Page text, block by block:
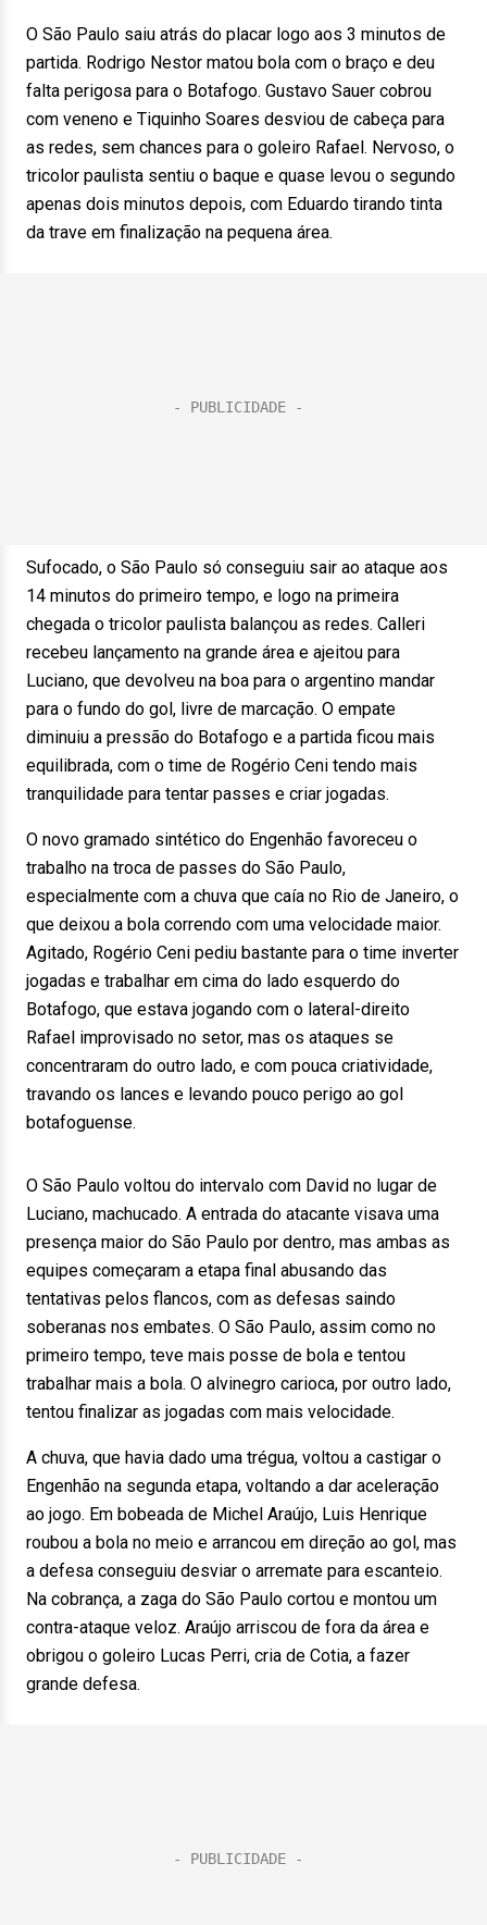
O São Paulo saiu atrás do placar logo aos 3 minutos de
partida. Rodrigo Nestor matou bola com o braço e deu
falta perigosa para o Botafogo. Gustavo Sauer cobrou
com veneno e Tiquinho Soares desviou de cabeça para
as redes, sem chances para o goleiro Rafael. Nervoso, o
tricolor paulista sentiu o baque e quase levou o segundo
apenas dois minutos depois, com Eduardo tirando tinta
da trave em finalização na pequena área.
Sufocado, o São Paulo só conseguiu sair ao ataque aos
14 minutos do primeiro tempo, e logo na primeira
chegada o tricolor paulista balançou as redes. Calleri
recebeu lançamento na grande área e ajeitou para
Luciano, que devolveu na boa para o argentino mandar
para o fundo do gol, livre de marcação. O empate
diminuiu a pressão do Botafogo e a partida ficou mais
equilibrada, com o time de Rogério Ceni tendo mais
tranquilidade para tentar passes e criar jogadas.
O novo gramado sintético do Engenhão favoreceu o
trabalho na troca de passes do São Paulo,
especialmente com a chuva que caía no Rio de Janeiro, o
que deixou a bola correndo com uma velocidade maior.
Agitado, Rogério Ceni pediu bastante para o time inverter
jogadas e trabalhar em cima do lado esquerdo do
Botafogo, que estava jogando com o lateral-direito
Rafael improvisado no setor, mas os ataques se
concentraram do outro lado, e com pouca criatividade,
travando os lances e levando pouco perigo ao gol
botafoguense.
O São Paulo voltou do intervalo com David no lugar de
Luciano, machucado. A entrada do atacante visava uma
presença maior do São Paulo por dentro, mas ambas as
equipes começaram a etapa final abusando das
tentativas pelos flancos, com as defesas saindo
soberanas nos embates. O São Paulo, assim como no
primeiro tempo, teve mais posse de bola e tentou
trabalhar mais a bola. O alvinegro carioca, por outro lado,
tentou finalizar as jogadas com mais velocidade.
A chuva, que havia dado uma trégua, voltou a castigar o
Engenhão na segunda etapa, voltando a dar aceleração
ao jogo. Em bobeada de Michel Araújo, Luis Henrique
roubou a bola no meio e arrancou em direção ao gol, mas
a defesa conseguiu desviar o arremate para escanteio.
Na cobrança, a zaga do São Paulo cortou e montou um
contra-ataque veloz. Araújo arriscou de fora da área e
obrigou o goleiro Lucas Perri, cria de Cotia, a fazer
grande defesa.